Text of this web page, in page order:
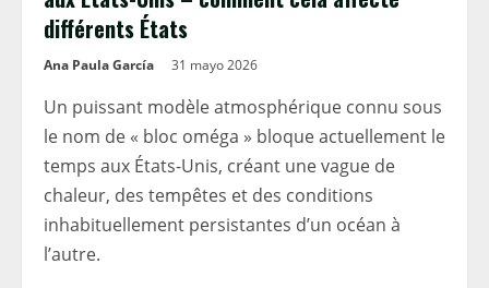
différents États
Ana Paula García 31 mayo 2026
Un puissant modèle atmosphérique connu sous
le nom de « bloc oméga » bloque actuellement le
temps aux États-Unis, créant une vague de
chaleur, des tempêtes et des conditions
inhabituellement persistantes d’un océan à
l’autre.